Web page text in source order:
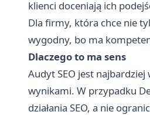
klienci doceniają ich
Dla firmy, która chce nie
wygodny, bo ma
Dlaczego to ma sens
Audyt SEO jest
wynikami. W przypadku
działania SEO, a nie